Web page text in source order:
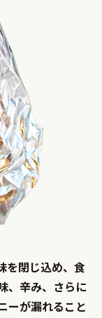
を閉じ込め、食
、辛み、さらに
ーが漏れること